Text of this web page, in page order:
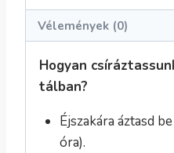
Vélemények (0)
Hogyan
tálban?
Éjszakára áztasd
óra).